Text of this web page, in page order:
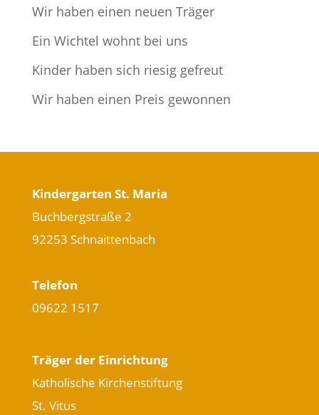
Wir haben einen neuen Träger
Ein Wichtel wohnt bei uns
Kinder haben sich riesig gefreut
Wir haben einen Preis gewonnen
Kindergarten St. Maria
Buchbergstraße 2
92253 Schnaittenbach
Telefon
09622 1517
Träger der Einrichtung
Katholische Kirchenstiftung
St. Vitus